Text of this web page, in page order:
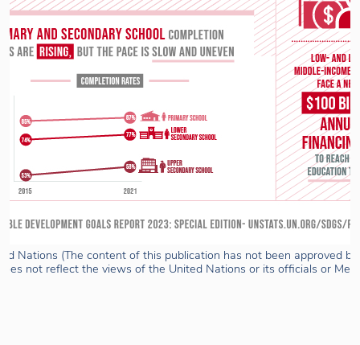
Nations (The content of this publication has not been approved
not reflect the views of the United Nations or its officials or